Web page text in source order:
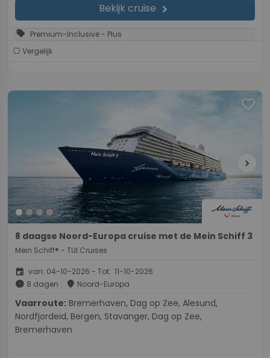
Bekijk cruise chevron_right
sell Premium-Inclusive - Plus
Vergelijk
favorite
chevron_right
8 daagse Noord-Europa cruise met de Mein Schiff 3
Mein Schiff® - TUI Cruises
event van: 04-10-2026 - Tot: 11-10-2026
schedule 8 dagen place Noord-Europa
Vaarroute:
Nordfjordeid, Bergen, Stavanger, Dag op Zee,
Bremerhaven